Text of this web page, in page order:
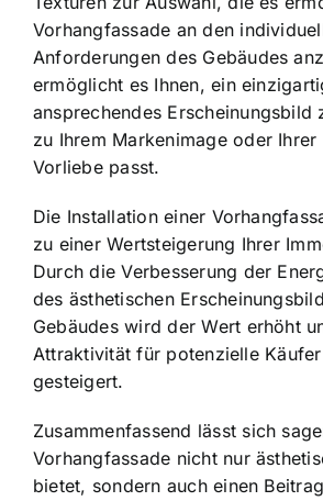
Vorhangfassade an den
Anforderungen des Gebäudes
ermöglicht es Ihnen, ein
ansprechendes Erscheinungsbild
zu Ihrem Markenimage oder
Vorliebe passt.
Die Installation einer
zu einer Wertsteigerung Ihrer
Durch die Verbesserung der
des ästhetischen
Gebäudes wird der Wert erhöht
Attraktivität für potenzielle
gesteigert.
Zusammenfassend lässt sich
Vorhangfassade nicht nur
bietet, sondern auch einen